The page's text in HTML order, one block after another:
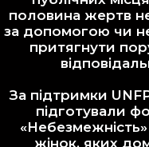
половина жертв
за допомогою чи
притягнути
За підтримки
підготували
«Небезмежність»
жінок, яких